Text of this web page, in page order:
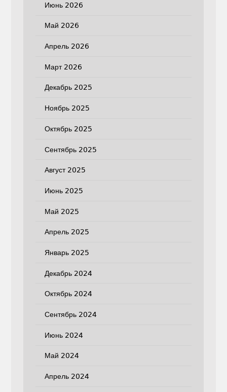
Июнь 2026
Май 2026
Апрель 2026
Март 2026
Декабрь 2025
Ноябрь 2025
Октябрь 2025
Сентябрь 2025
Август 2025
Июнь 2025
Май 2025
Апрель 2025
Январь 2025
Декабрь 2024
Октябрь 2024
Сентябрь 2024
Июнь 2024
Май 2024
Апрель 2024